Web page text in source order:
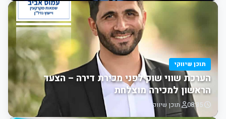
תוכן שיווקי
הערכת שווי שוק לפני מכירת דירה – הצעד
הראשון למכירה מוצלחת
תוכן שיווקי